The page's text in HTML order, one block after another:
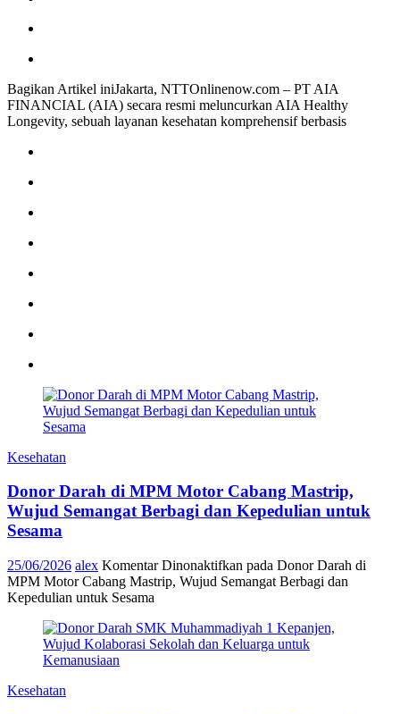
Bagikan Artikel iniJakarta, NTTOnlinenow.com – PT AIA
FINANCIAL (AIA) secara resmi meluncurkan AIA Healthy
Longevity, sebuah layanan kesehatan komprehensif berbasis
Kesehatan
Donor Darah di MPM Motor Cabang Mastrip,
Wujud Semangat Berbagi dan Kepedulian untuk
Sesama
25/06/2026 alex Komentar Dinonaktifkan pada Donor Darah di
MPM Motor Cabang Mastrip, Wujud Semangat Berbagi dan
Kepedulian untuk Sesama
Kesehatan